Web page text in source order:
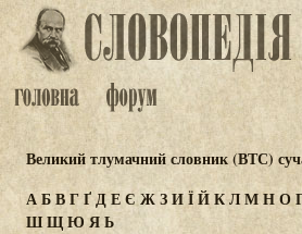
Великий тлумачний словник (ВТС)
АБВГҐДЕЄ ЖЗИЇЙКЛМНО
ШЩЮЯЬ